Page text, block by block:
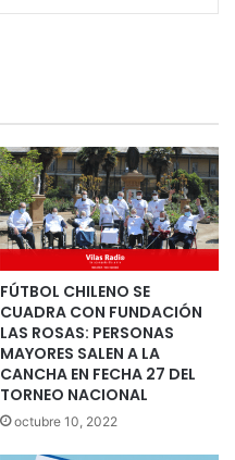
FÚTBOL CHILENO SE
CUADRA CON FUNDACIÓN
LAS ROSAS: PERSONAS
MAYORES SALEN A LA
CANCHA EN FECHA 27 DEL
TORNEO NACIONAL
octubre 10, 2022